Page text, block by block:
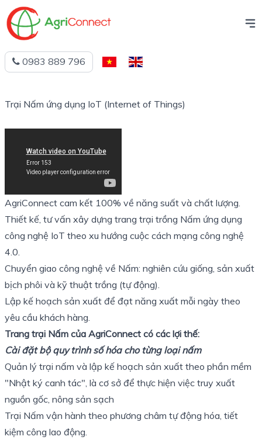
0983 889 796
Trại Nấm ứng dụng IoT (Internet of Things)
AgriConnect cam kết 100% về năng suất và chất lượng.
Thiết kế, tư vấn xây dựng trang trại trồng Nấm ứng dụng
công nghệ IoT theo xu hướng cuộc cách mạng công nghệ
4.0.
Chuyển giao công nghệ về Nấm: nghiên cứu giống, sản xuất
bịch phôi và kỹ thuật trồng (tự động).
Lập kế hoạch sản xuất để đạt năng xuất mỗi ngày theo
yêu cầu khách hàng.
Trang trại Nấm của AgriConnect có các lợi thế:
Cài đặt bộ quy trình số hóa cho từng loại nấm
Quản lý trại nấm và lập kế hoạch sản xuất theo phần mềm
"Nhật ký canh tác", là cơ sở để thực hiện việc truy xuất
nguồn gốc, nông sản sạch
Trại Nấm vận hành theo phương châm tự động hóa, tiết
kiệm công lao động.